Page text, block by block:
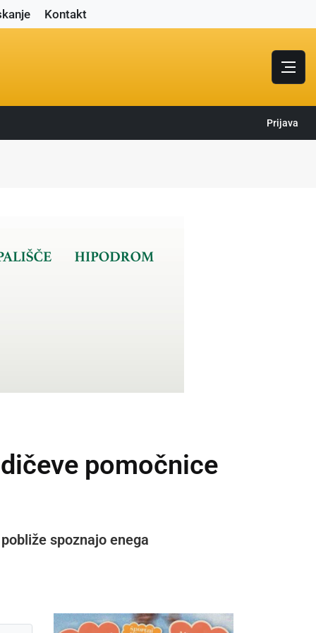
Kontakt
Prijava
pomočnice
spoznajo enega